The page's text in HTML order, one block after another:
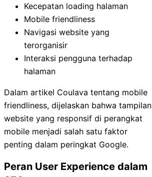
Kecepatan loading halaman
Mobile friendliness
Navigasi website yang
terorganisir
Interaksi pengguna terhadap
halaman
Dalam artikel Coulava tentang mobile
friendliness, dijelaskan bahwa tampilan
website yang responsif di perangkat
mobile menjadi salah satu faktor
penting dalam peringkat Google.
Peran User Experience dalam